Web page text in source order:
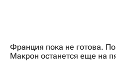
Франция пока не готова.
Макрон останется еще на